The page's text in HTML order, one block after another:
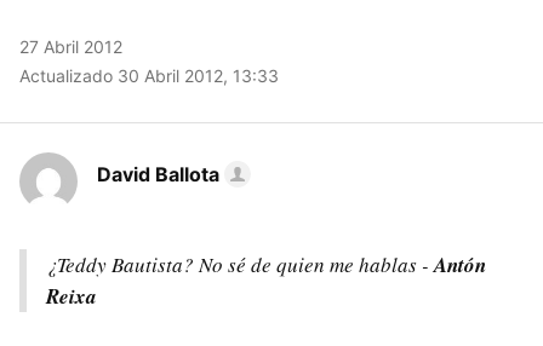
27 Abril 2012
Actualizado 30 Abril 2012, 13:33
David Ballota
¿Teddy Bautista? No sé de quien me hablas -Antón
Reixa